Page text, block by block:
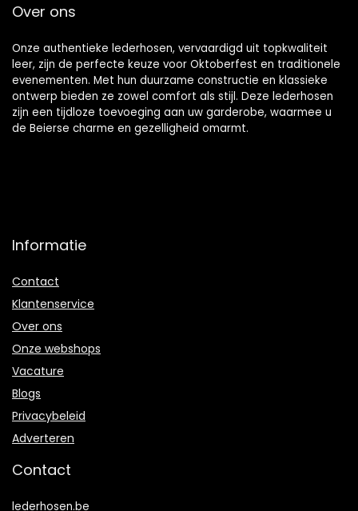
Over ons
Onze authentieke lederhosen, vervaardigd uit topkwaliteit
leer, zijn de perfecte keuze voor Oktoberfest en traditionele
evenementen. Met hun duurzame constructie en klassieke
ontwerp bieden ze zowel comfort als stijl. Deze lederhosen
zijn een tijdloze toevoeging aan uw garderobe, waarmee u
de Beierse charme en gezelligheid omarmt.
Informatie
Contact
Klantenservice
Over ons
Onze webshops
Vacature
Blogs
Privacybeleid
Adverteren
Contact
lederhosen.be